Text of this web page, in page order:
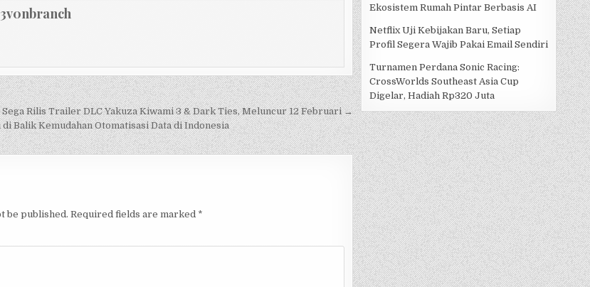
Sega Rilis Trailer DLC Yakuza Kiwami 3 & Dark Ties, Meluncur 12 Februari →
Balik Kemudahan Otomatisasi Data di Indonesia
be published. Required fields are marked *
Ekosistem Rumah Pintar Berbasis AI
Netflix Uji Kebijakan Baru, Setiap
Profil Segera Wajib Pakai Email Sendiri
Turnamen Perdana Sonic Racing:
CrossWorlds Southeast Asia Cup
Digelar, Hadiah Rp320 Juta